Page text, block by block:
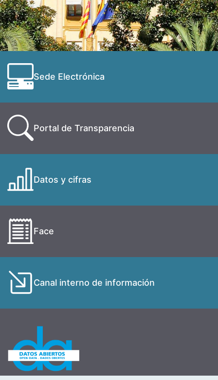
Sede Electrónica
Portal de Transparencia
Datos y cifras
Face
Canal interno de información